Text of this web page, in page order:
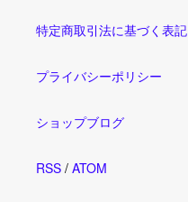
特定商取引法に基づく表記
プライバシーポリシー
ショップブログ
RSS / ATOM